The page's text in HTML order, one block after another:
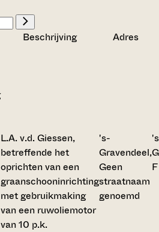
Beschrijving Adres
L.A. v.d. Giessen,
betreffende het
oprichten van een
graanschooninrichting
met gebruikmaking
van een ruwoliemotor
van 10 p.k.
's-
Gravendeel,
Geen
straatnaam
genoemd